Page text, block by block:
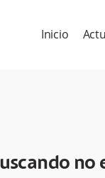
Inicio
no